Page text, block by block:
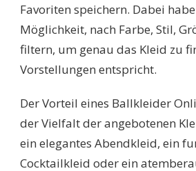
Favoriten speichern. Dabei
Möglichkeit, nach Farbe, Stil,
filtern, um genau das Kleid zu
Vorstellungen entspricht.
Der Vorteil eines Ballkleider
der Vielfalt der angebotenen
ein elegantes Abendkleid, ein
Cocktailkleid oder ein